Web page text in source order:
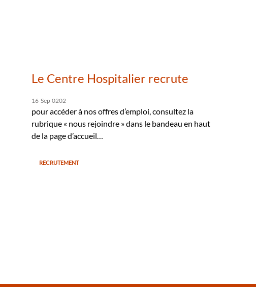
Le Centre Hospitalier recrute
16 Sep 0202
pour accéder à nos offres d’emploi, consultez la
rubrique « nous rejoindre » dans le bandeau en haut
de la page d’accueil…
RECRUTEMENT